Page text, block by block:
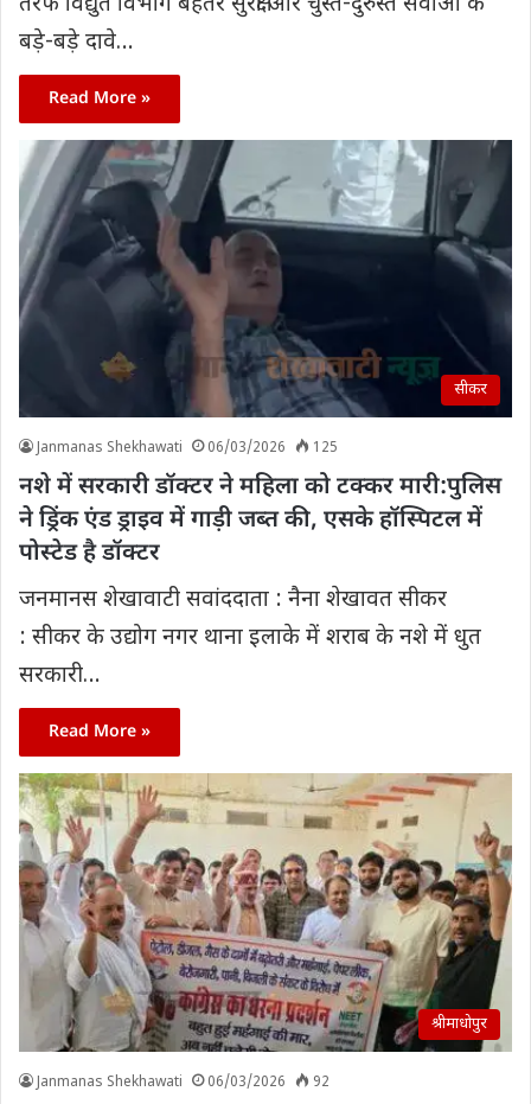
बड़े-बड़े दावे…
Read More »
सीकर
Janmanas Shekhawati 06/03/2026 125
नशे में सरकारी डॉक्टर ने महिला को टक्कर मारी:पुलिस
ने ड्रिंक एंड ड्राइव में गाड़ी जब्त की, एसके हॉस्पिटल में
पोस्टेड है डॉक्टर
जनमानस शेखावाटी सवांददाता : नैना शेखावत सीकर
: सीकर के उद्योग नगर थाना इलाके में शराब के नशे में धुत
सरकारी…
Read More »
श्रीमाधोपुर
Janmanas Shekhawati 06/03/2026 92